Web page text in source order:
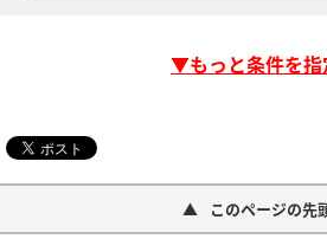
▼もっと条件を
このページの先